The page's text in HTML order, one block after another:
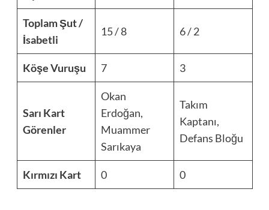
Toplam Şut /
İsabetli
15 / 8 6 / 2
Köşe Vuruşu 7 3
Sarı Kart
Görenler
Okan
Erdoğan,
Muammer
Sarıkaya
Takım
Kaptanı,
Defans Bloğu
Kırmızı Kart 0 0